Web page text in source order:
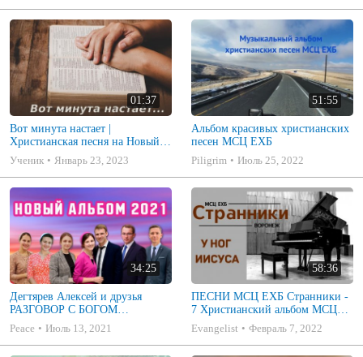
01:37
Вот минута настает |
Христианская песня на Новый
год | Гармония
Ученик Январь 23, 2023
51:55
Альбом красивых христианских
песен МСЦ ЕХБ
Piligrim
Июль 25, 2022
34:25
Дегтярев Алексей и друзья
РАЗГОВОР С БОГОМ
Христианские песни МСЦ ЕХБ
2021 (7я)
Peace Июль 13, 2021
58:36
ПЕСНИ МСЦ ЕХБ Странники -
7 Христианский альбом МСЦ
ЕХБ
Evangelist Февраль 7, 2022